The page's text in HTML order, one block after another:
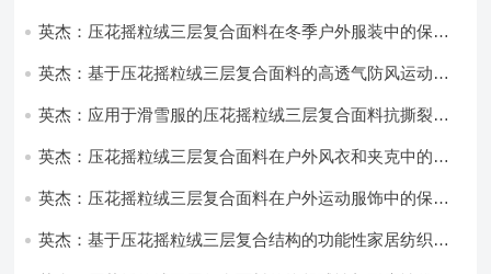
英杰：压花摇粒绒三层复合面料在冬季户外服装中的保暖
英杰：基于压花摇粒绒三层复合面料的高透气防风运动服
英杰：应用于滑雪服的压花摇粒绒三层复合面料抗撕裂与
英杰：压花摇粒绒三层复合面料在户外风衣和夹克中的应
英杰：压花摇粒绒三层复合面料在户外运动服饰中的保暖
英杰：基于压花摇粒绒三层复合结构的功能性家居纺织品